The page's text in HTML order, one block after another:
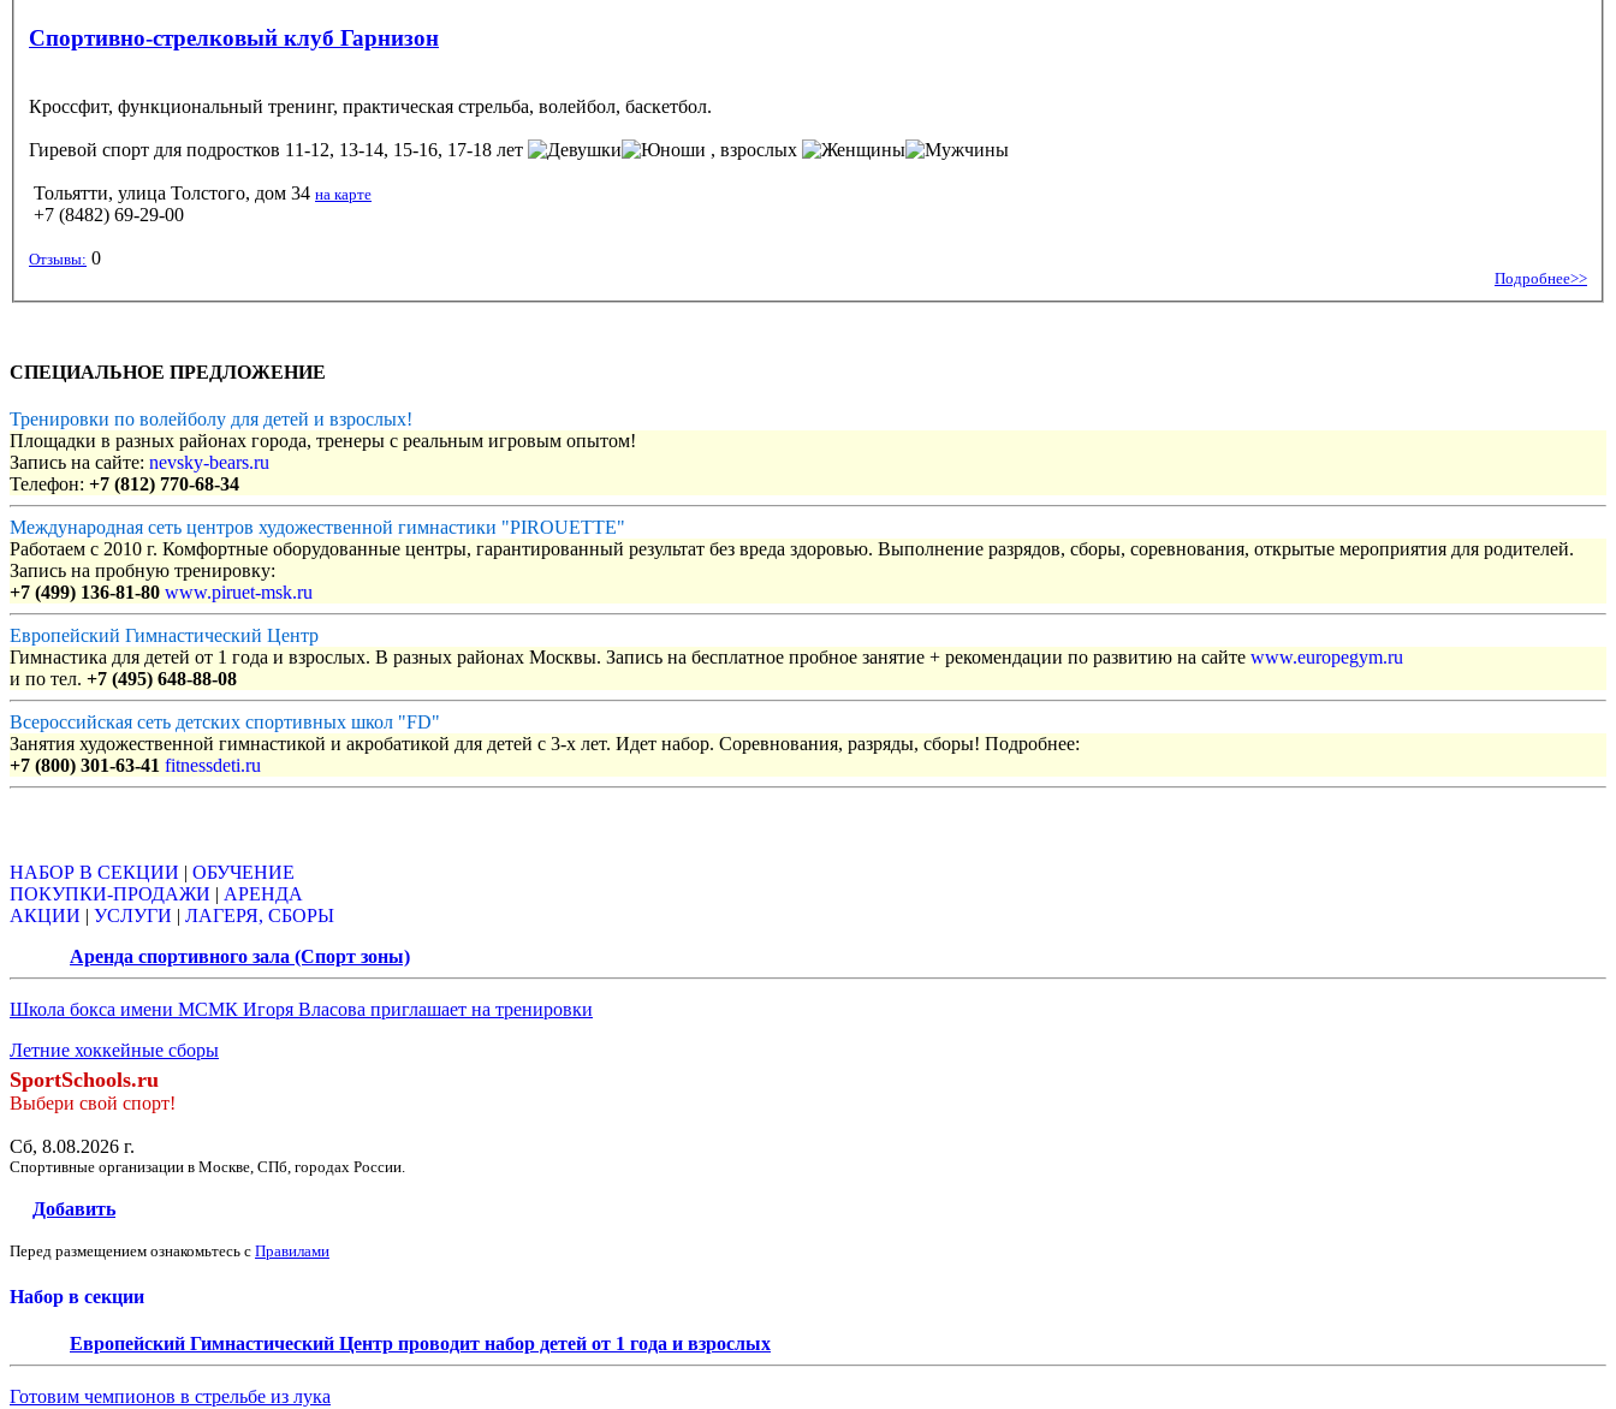
Спортивно-стрелковый клуб Гарнизон
Кроссфит, функциональный тренинг, практическая стрельба, волейбол, баскетбол.
Гиревой спорт для подростков 11-12, 13-14, 15-16, 17-18 лет , взрослых
Тольятти, улица Толстого, дом 34 на карте
+7 (8482) 69-29-00
Отзывы: 0
Подробнее>>
СПЕЦИАЛЬНОЕ ПРЕДЛОЖЕНИЕ
Тренировки по волейболу для детей и взрослых!
Площадки в разных районах города, тренеры с реальным игровым опытом!
Запись на сайте: nevsky-bears.ru
Телефон: +7 (812) 770-68-34
Международная сеть центров художественной гимнастики "PIROUETTE"
Работаем с 2010 г. Комфортные оборудованные центры, гарантированный результат без вреда здоровью. Выполнение разрядов, сборы, соревнования, открытые мероприятия для родителей.
Запись на пробную тренировку:
+7 (499) 136-81-80 www.piruet-msk.ru
Европейский Гимнастический Центр
Гимнастика для детей от 1 года и взрослых. В разных районах Москвы. Запись на бесплатное пробное занятие + рекомендации по развитию на сайте www.europegym.ru
и по тел. +7 (495) 648-88-08
Всероссийская сеть детских спортивных школ "FD"
Занятия художественной гимнастикой и акробатикой для детей с 3-х лет. Идет набор. Соревнования, разряды, сборы! Подробнее:
+7 (800) 301-63-41 fitnessdeti.ru
НАБОР В СЕКЦИИ | ОБУЧЕНИЕ
ПОКУПКИ-ПРОДАЖИ | АРЕНДА
АКЦИИ | УСЛУГИ | ЛАГЕРЯ, СБОРЫ
Аренда спортивного зала (Спорт зоны)
Школа бокса имени МСМК Игоря Власова приглашает на тренировки
Летние хоккейные сборы
SportSchools.ru
Выбери свой спорт!
Сб, 8.08.2026 г.
Спортивные организации в Москве, СПб, городах России.
Добавить
Перед размещением ознакомьтесь с Правилами
Набор в секции
Европейский Гимнастический Центр проводит набор детей от 1 года и взрослых
Готовим чемпионов в стрельбе из лука